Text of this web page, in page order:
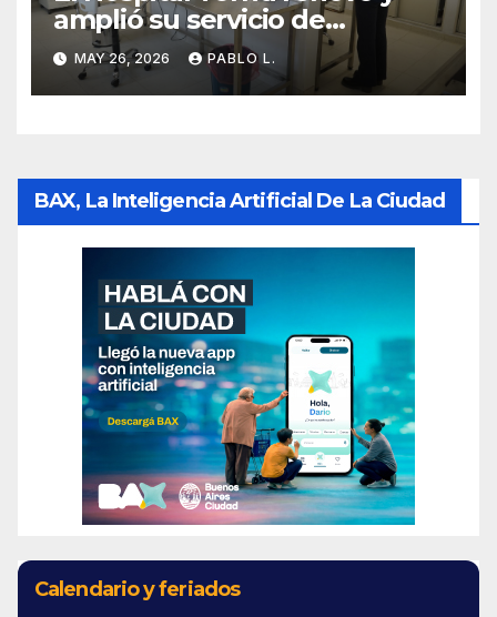
amplió su servicio de
Anatomía Patológica en
Parque Chas
MAY 26, 2026 PABLO L.
BAX, La Inteligencia Artificial De La Ciudad
Calendario y feriados